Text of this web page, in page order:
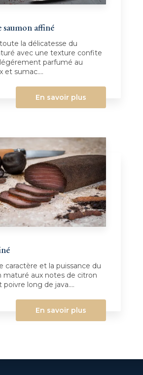
saumon affiné
la délicatesse du
avec une texture confite
parfumé au
et sumac....
En savoir plus
caractère et la puissance du
maturé aux notes de citron
poivre long de java....
En savoir plus